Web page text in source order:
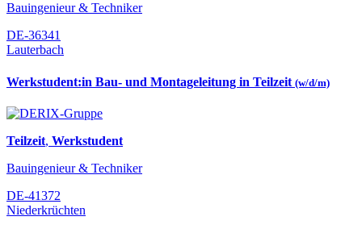
Bauingenieur & Techniker
DE-36341
Lauterbach
Werkstudent:in Bau- und Montageleitung in Teilzeit (w/d/m)
Teilzeit, Werkstudent
Bauingenieur & Techniker
DE-41372
Niederkrüchten